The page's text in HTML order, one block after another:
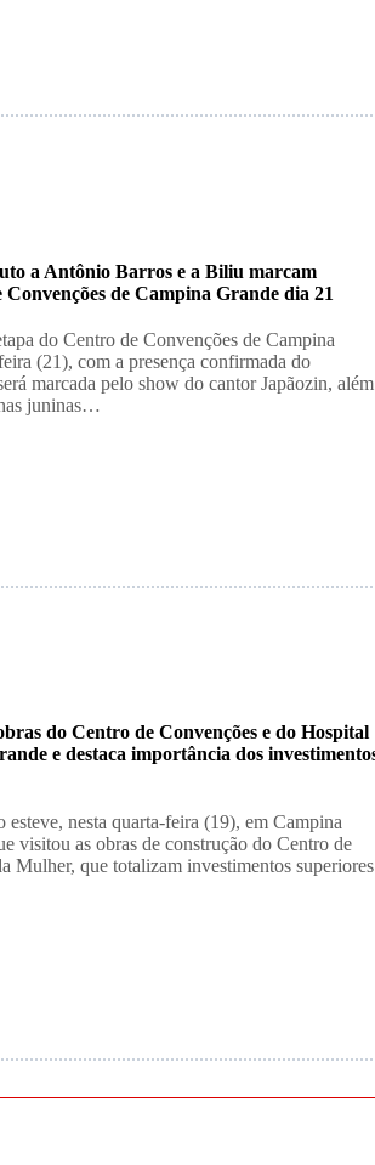
a Antônio Barros e a Biliu marcam
de Campina Grande dia 21
do Centro de Convenções de Campina
(21), com a presença confirmada do
marcada pelo show do cantor Japãozin, além
juninas…
do Centro de Convenções e do Hospital
e destaca importância dos
nesta quarta-feira (19), em Campina
visitou as obras de construção do Centro de
Mulher, que totalizam investimentos superiores